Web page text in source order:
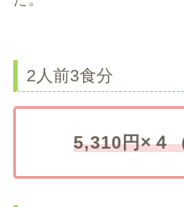
2人前3食分
5,310円×４